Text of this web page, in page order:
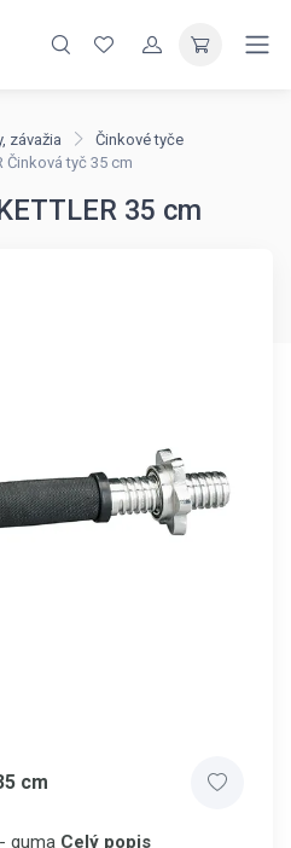
závažia
Činkové tyče
Činková tyč 35 cm
35 cm
cm
guma Celý popis